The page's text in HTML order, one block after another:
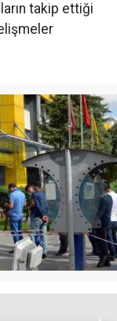
takip ettiği